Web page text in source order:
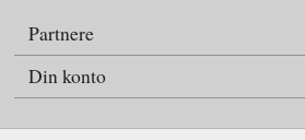
Partnere
Din konto